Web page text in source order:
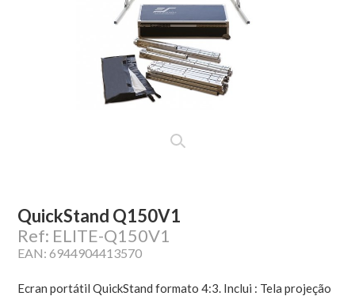
QuickStand Q150V1
Ref: ELITE-Q150V1
EAN: 6944904413570
Ecran portátil QuickStand formato 4:3. Inclui : Tela projeção